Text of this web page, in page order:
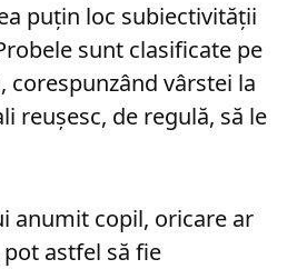
puțin loc subiectivității
sunt clasificate pe
corespunzând vârstei la
reușesc, de regulă, să le
anumit copil, oricare ar
astfel să fie